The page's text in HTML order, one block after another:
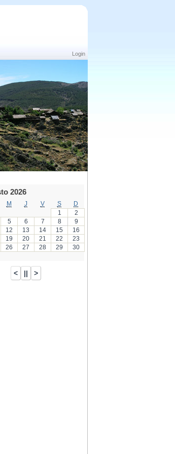
Login
2026
M J V S
D
1
2
5 6 7 8
9
12 13 14 15
16
19 20 21 22
23
26 27 28 29
30